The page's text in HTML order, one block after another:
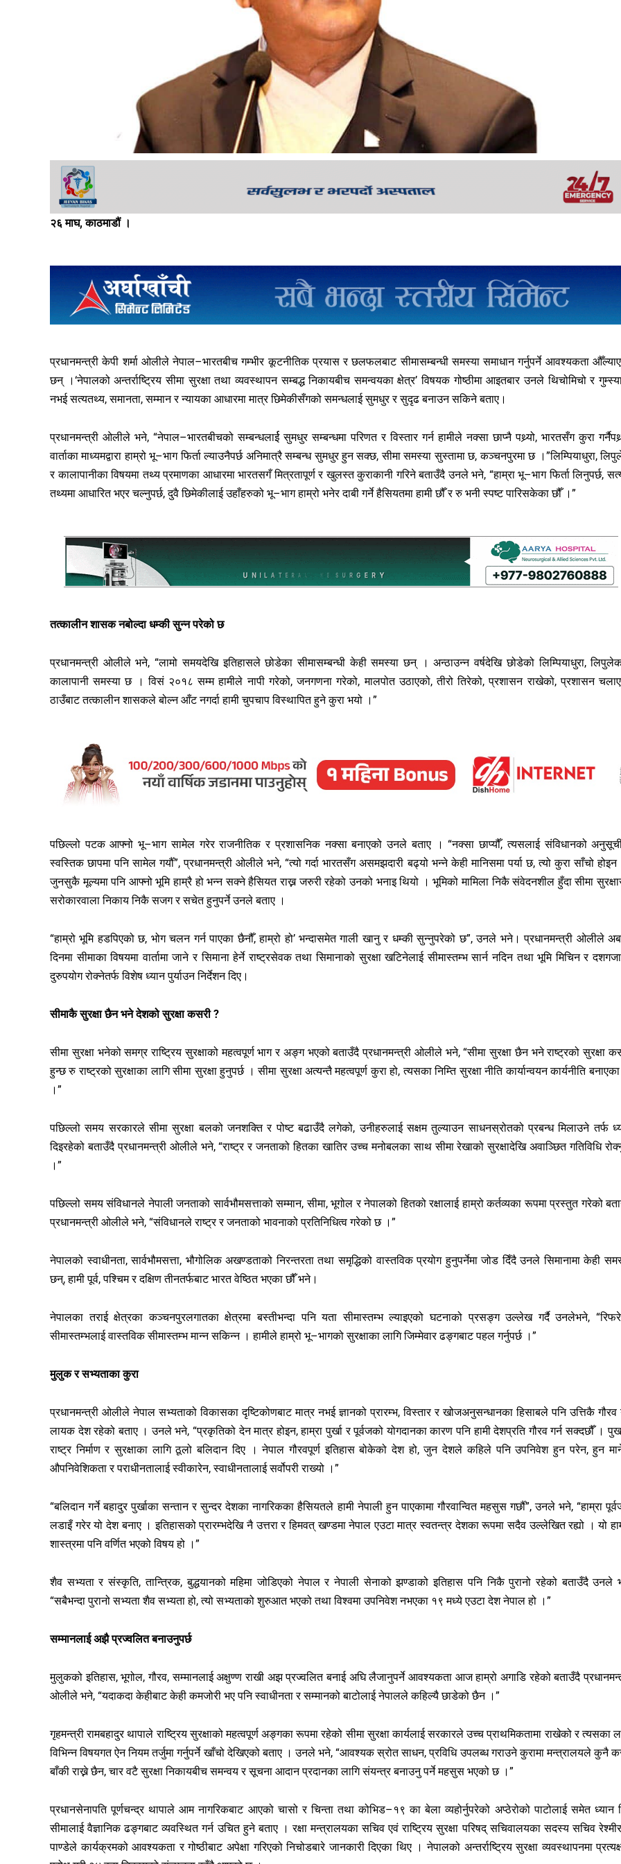
२६ माघ, काठमाडौं ।
प्रधानमन्त्री केपी शर्मा ओलीले नेपाल–भारतबीच गम्भीर कूटनीतिक प्रयास र छलफलबाट सीमासम्बन्धी समस्या समाधान गर्नुपर्ने आवश्यकता
छन् ।‘नेपालको अन्तर्राष्ट्रिय सीमा सुरक्षा तथा व्यवस्थापन सम्बद्ध निकायबीच समन्वयका क्षेत्र’ विषयक गोष्ठीमा आइतबार उनले थिचोमिचो र
नभई सत्यतथ्य, समानता, सम्मान र न्यायका आधारमा मात्र छिमेकीसँगको समन्धलाई सुमधुर र सुदृढ बनाउन सकिने बताए।
प्रधानमन्त्री ओलीले भने, “नेपाल–भारतबीचको सम्बन्धलार्ई सुमधुर सम्बन्धमा परिणत र विस्तार गर्न हामीले नक्सा छाप्नै पथ्र्यो, भारतसँग कुरा
वार्ताका माध्यमद्वारा हाम्रो भू–भाग फिर्ता ल्याउनैपर्छ अनिमात्रै सम्बन्ध सुमधुर हुन सक्छ, सीमा समस्या सुस्तामा छ, कञ्चनपुरमा छ ।”लिम्पियाधुरा,
र कालापानीका विषयमा तथ्य प्रमाणका आधारमा भारतसगँ मित्रतापूर्ण र खुलस्त कुराकानी गरिने बताउँदै उनले भने, “हाम्रा भू–भाग फिर्ता लिनुपर्छ,
तथ्यमा आधारित भएर चल्नुपर्छ, दुवै छिमेकीलाई उहाँहरुको भू–भाग हाम्रो भनेर दाबी गर्ने हैसियतमा हामी छौँ र रु भनी स्पष्ट पारिसकेका छौँ ।”
तत्कालीन शासक नबोल्दा धम्की सुन्न परेको छ
प्रधानमन्त्री ओलीले भने, “लामो समयदेखि इतिहासले छोडेका सीमासम्बन्धी केही समस्या छन् । अन्ठाउन्न वर्षदेखि छोडेको लिम्पियाधुरा,
कालापानी समस्या छ । विसं २०१८ सम्म हामीले नापी गरेको, जनगणना गरेको, मालपोत उठाएको, तीरो तिरेको, प्रशासन राखेको, प्रशासन
ठाउँबाट तत्कालीन शासकले बोल्न आँट नगर्दा हामी चुपचाप विस्थापित हुने कुरा भयो ।”
पछिल्लो पटक आफ्नो भू–भाग सामेल गरेर राजनीतिक र प्रशासनिक नक्सा बनाएको उनले बताए । “नक्सा छाप्यौँ, त्यसलाई संविधानको
स्वस्तिक छापमा पनि सामेल गर्यौँ”, प्रधानमन्त्री ओलीले भने, “त्यो गर्दा भारतसँग असमझदारी बढ्यो भन्ने केही मानिसमा पर्या छ, त्यो कुरा साँचो होइन
जुनसुकै मूल्यमा पनि आफ्नो भूमि हाम्रै हो भन्न सक्ने हैसियत राख्न जरुरी रहेको उनको भनाइ थियो । भूमिको मामिला निकै संवेदनशील हुँदा सीमा
सरोकारवाला निकाय निकै सजग र सचेत हुनुपर्ने उनले बताए ।
“हाम्रो भूमि हडपिएको छ, भोग चलन गर्न पाएका छैनौँ, हाम्रो हो’ भन्दासमेत गाली खानु र धम्की सुन्नुपरेको छ”, उनले भने। प्रधानमन्त्री ओलीले
दिनमा सीमाका विषयमा वार्तामा जाने र सिमाना हेर्ने राष्ट्रसेवक तथा सिमानाको सुरक्षा खटिनेलाई सीमास्तम्भ सार्न नदिन तथा भूमि मिचिन र
दुरुपयोग रोक्नेतर्फ विशेष ध्यान पुर्याउन निर्देशन दिए।
सीमाकै सुरक्षा छैन भने देशको सुरक्षा कसरी ?
सीमा सुरक्षा भनेको समग्र राष्ट्रिय सुरक्षाको महत्वपूर्ण भाग र अङ्ग भएको बताउँदै प्रधानमन्त्री ओलीले भने, “सीमा सुरक्षा छैन भने राष्ट्रको सुरक्षा
हुन्छ रु राष्ट्रको सुरक्षाका लागि सीमा सुरक्षा हुनुपर्छ । सीमा सुरक्षा अत्यन्तै महत्वपूर्ण कुरा हो, त्यसका निम्ति सुरक्षा नीति कार्यान्वयन कार्यनीति
।”
पछिल्लो समय सरकारले सीमा सुरक्षा बलको जनशक्ति र पोष्ट बढाउँदै लगेको, उनीहरुलाई सक्षम तुल्याउन साधनस्रोतको प्रबन्ध मिलाउने तर्फ
दिइरहेको बताउँदै प्रधानमन्त्री ओलीले भने, “राष्ट्र र जनताको हितका खातिर उच्च मनोबलका साथ सीमा रेखाको सुरक्षादेखि अवाञ्छित गतिविधि
।”
पछिल्लो समय संविधानले नेपाली जनताको सार्वभौमसत्ताको सम्मान, सीमा, भूगोल र नेपालको हितको रक्षालाई हाम्रो कर्तव्यका रूपमा प्रस्तुत गरेको
प्रधानमन्त्री ओलीले भने, “संविधानले राष्ट्र र जनताको भावनाको प्रतिनिधित्व गरेको छ ।”
नेपालको स्वाधीनता, सार्वभौमसत्ता, भौगोलिक अखण्डताको निरन्तरता तथा समृद्धिको वास्तविक प्रयोग हुनुपर्नेमा जोड दिँदै उनले सिमानामा केही
छन्, हामी पूर्व, पश्चिम र दक्षिण तीनतर्फबाट भारत वेष्ठित भएका छौँ भने।
नेपालका तराई क्षेत्रका कञ्चनपुरलगातका क्षेत्रमा बस्तीभन्दा पनि यता सीमास्तम्भ ल्याइएको घटनाको प्रसङ्ग उल्लेख गर्दै उनलेभने,
सीमास्तम्भलाई वास्तविक सीमास्तम्भ मान्न सकिन्न । हामीले हाम्रो भू–भागको सुरक्षाका लागि जिम्मेवार ढङ्गबाट पहल गर्नुपर्छ ।”
मुलुक र सभ्यताका कुरा
प्रधानमन्त्री ओलीले नेपाल सभ्यताको विकासका दृष्टिकोणबाट मात्र नभई ज्ञानको प्रारम्भ, विस्तार र खोजअनुसन्धानका हिसाबले पनि उत्तिकै गौरव
लायक देश रहेको बताए । उनले भने, “प्रकृतिको देन मात्र होइन, हाम्रा पुर्खा र पूर्वजको योगदानका कारण पनि हामी देशप्रति गौरव गर्न सक्दछौँ ।
राष्ट्र निर्माण र सुरक्षाका लागि ठूलो बलिदान दिए । नेपाल गौरवपूर्ण इतिहास बोकेको देश हो, जुन देशले कहिले पनि उपनिवेश हुन परेन, हुन
औपनिवेशिकता र पराधीनतालाई स्वीकारेन, स्वाधीनतालाई सर्वोपरी राख्यो ।”
“बलिदान गर्ने बहादुर पुर्खाका सन्तान र सुन्दर देशका नागरिकका हैसियतले हामी नेपाली हुन पाएकामा गौरवान्वित महसुस गर्छौँ”, उनले भने, “हाम्रा
लडाइँ गरेर यो देश बनाए । इतिहासको प्रारम्भदेखि नै उत्तरा र हिमवत् खण्डमा नेपाल एउटा मात्र स्वतन्त्र देशका रूपमा सदैव उल्लेखित रह्यो । यो
शास्त्रमा पनि वर्णित भएको विषय हो ।”
शैव सभ्यता र संस्कृति, तान्त्रिक, बुद्धयानको महिमा जोडिएको नेपाल र नेपाली सेनाको झण्डाको इतिहास पनि निकै पुरानो रहेको बताउँदै उनले
“सबैभन्दा पुरानो सभ्यता शैव सभ्यता हो, त्यो सभ्यताको शुरुआत भएको तथा विश्वमा उपनिवेश नभएका १९ मध्ये एउटा देश नेपाल हो ।”
सम्मानलाई अझै प्रज्वलित बनाउनुपर्छ
मुलुकको इतिहास, भूगोल, गौरव, सम्मानलाई अक्षुण्ण राखी अझ प्रज्वलित बनाई अघि लैजानुपर्ने आवश्यकता आज हाम्रो अगाडि रहेको बताउँदै
ओलीले भने, “यदाकदा केहीबाट केही कमजोरी भए पनि स्वाधीनता र सम्मानको बाटोलाई नेपालले कहिल्यै छाडेको छैन ।”
गृहमन्त्री रामबहादुर थापाले राष्ट्रिय सुरक्षाको महत्वपूर्ण अङ्गका रूपमा रहेको सीमा सुरक्षा कार्यलाई सरकारले उच्च प्राथमिकतामा राखेको र त्यसका
विभिन्न विषयगत ऐन नियम तर्जुमा गर्नुपर्ने खाँचो देखिएको बताए । उनले भने, “आवश्यक स्रोत साधन, प्रविधि उपलब्ध गराउने कुरामा मन्त्रालयले कुनै
बाँकी राख्ने छैन, चार वटै सुरक्षा निकायबीच समन्वय र सूचना आदान प्रदानका लागि संयन्त्र बनाउनु पर्ने महसुस भएको छ ।”
प्रधानसेनापति पूर्णचन्द्र थापाले आम नागरिकबाट आएको चासो र चिन्ता तथा कोभिड–१९ का बेला व्यहोर्नुपरेको अप्ठेरोको पाटोलाई समेत ध्यान
सीमालाई वैज्ञानिक ढङ्गबाट व्यवस्थित गर्न उचित हुने बताए । रक्षा मन्त्रालयका सचिव एवं राष्ट्रिय सुरक्षा परिषद् सचिवालयका सदस्य सचिव
पाण्डेले कार्यक्रमको आवश्यकता र गोष्ठीबाट अपेक्षा गरिएको निचोडबारे जानकारी दिएका थिए । नेपालको अन्तर्राष्ट्रिय सुरक्षा व्यवस्थापनमा